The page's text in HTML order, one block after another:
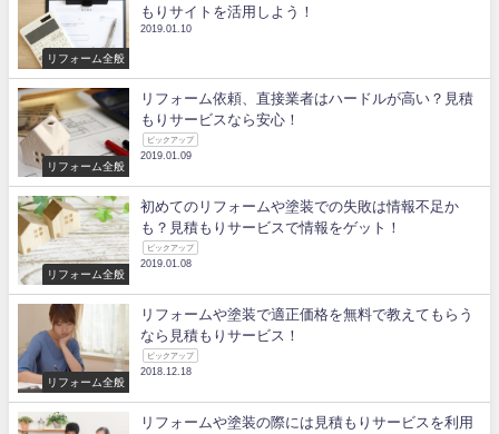
リフォーム全般
もりサイトを活用しよう！
2019.01.10
リフォーム全般
リフォーム依頼、直接業者はハードルが高い？見積
もりサービスなら安心！
ピックアップ
2019.01.09
リフォーム全般
初めてのリフォームや塗装での失敗は情報不足か
も？見積もりサービスで情報をゲット！
ピックアップ
2019.01.08
リフォーム全般
リフォームや塗装で適正価格を無料で教えてもらう
なら見積もりサービス！
ピックアップ
2018.12.18
リフォームや塗装の際には見積もりサービスを利用